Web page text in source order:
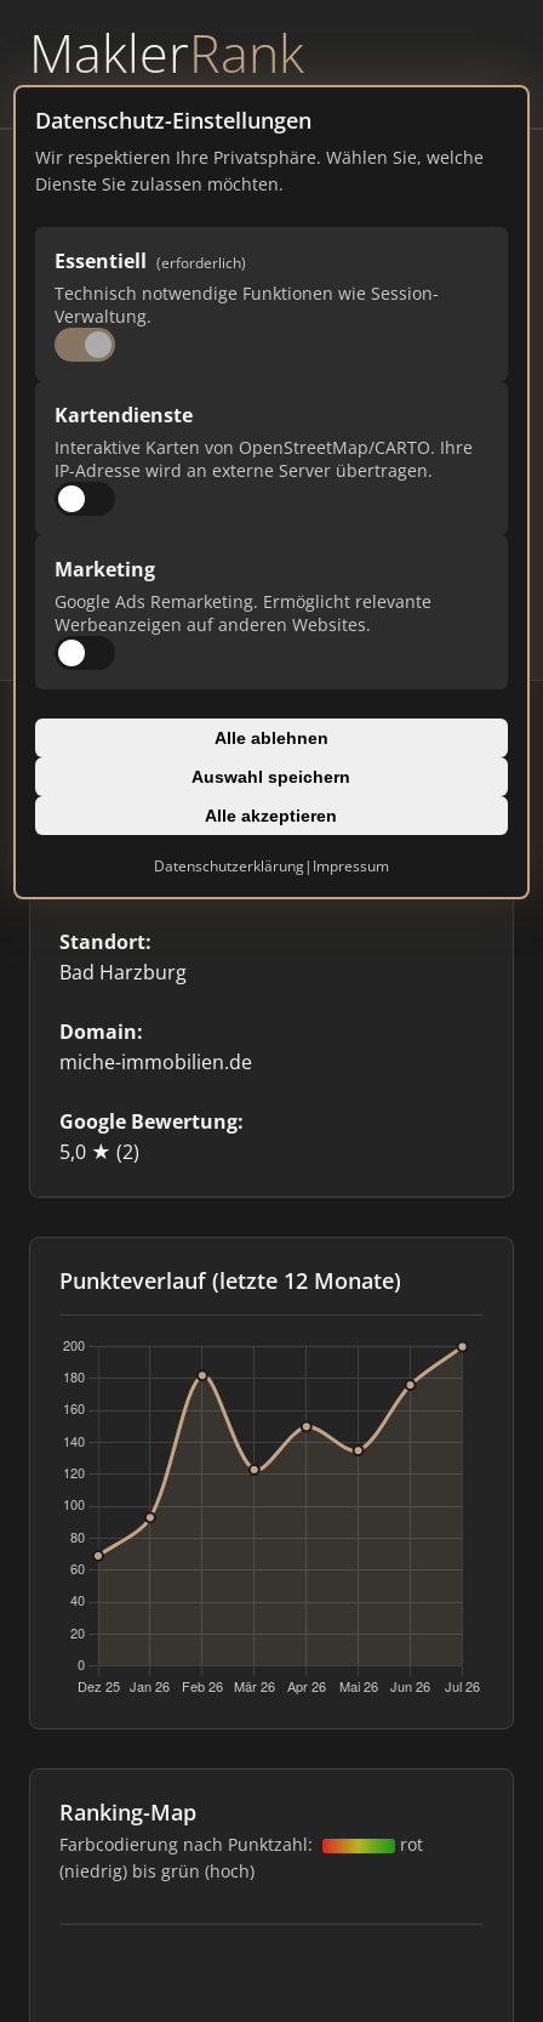
MaklerRank
powered byWAVEPOINT
Datenschutz-Einstellungen
Wir respektieren Ihre Privatsphäre. Wählen Sie, welche
Dienste Sie zulassen möchten.
Essentiell (erforderlich)
Technisch notwendige Funktionen wie Session-
Verwaltung.
Kartendienste
Interaktive Karten von OpenStreetMap/CARTO. Ihre
IP-Adresse wird an externe Server übertragen.
Marketing
Google Ads Remarketing. Ermöglicht relevante
Werbeanzeigen auf anderen Websites.
Alle ablehnen
Auswahl speichern
Alle akzeptieren
Datenschutzerklärung| Impressum
Miche-Immobilien
miche-immobilien.de
200
Ist das Ihr Unternehmen?
Verifizieren Sie Ihr Profil, bearbeiten Sie Ihre
Updates.
Profil beanspruchen
Standort:
Bad Harzburg
Domain:
miche-immobilien.de
Google Bewertung:
5,0 ★ (2)
Punkteverlauf (letzte 12 Monate)
Ranking-Map
Farbcodierung nach Punktzahl:
rot
(niedrig) bis grün (hoch)